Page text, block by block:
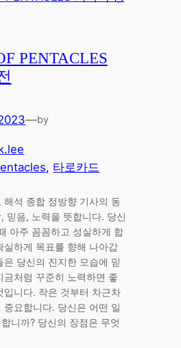
PENTACLES
—by
, 타로카드
해석 종합 정방향 기사의 동
믿음, 노력을 뜻합니다. 당신
아주 꼼꼼하고 성실하게 합
실하게 목표를 향해 나아갑
은 당신의 진지한 모습에 믿
금처럼 꾸준히 노력하면 좋
입니다. 작은 것부터 차근차
중요합니다. 당신은 어떤 일
니까? 당신의 장점은 무엇